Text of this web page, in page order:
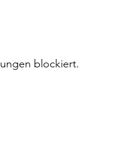
blockiert.